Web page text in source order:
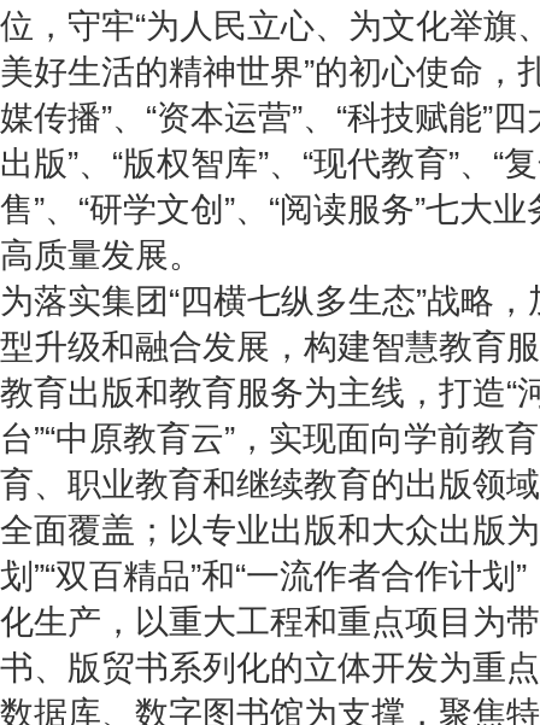
位，守牢“为人民立心、为文化举旗
美好生活的精神世界”的初心使命，
媒传播”、“资本运营”、“科技赋能”
出版”、“版权智库”、“现代教育”、“
售”、“研学文创”、“阅读服务”七大
高质量发展。
为落实集团“四横七纵多生态”战略
型升级和融合发展，构建智慧教育
教育出版和教育服务为主线，打造“
台”“中原教育云”，实现面向学前教
育、职业教育和继续教育的出版领
全面覆盖；以专业出版和大众出版
划”“双百精品”和“一流作者合作计
化生产，以重大工程和重点项目为
书、版贸书系列化的立体开发为重
数据库、数字图书馆为支撑，聚焦